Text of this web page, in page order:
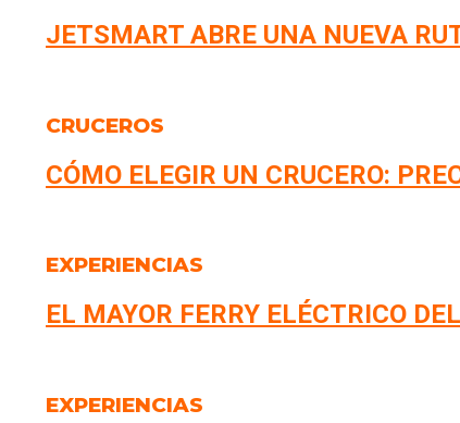
JETSMART ABRE UNA NUEVA
CRUCEROS
CÓMO ELEGIR UN CRUCERO:
EXPERIENCIAS
EL MAYOR FERRY ELÉCTRICO
EXPERIENCIAS